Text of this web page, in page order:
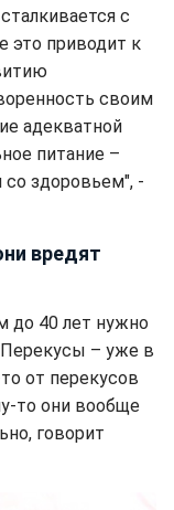
с
это приводит к
своим
адекватной
питание –
здоровьем", -
вредят
40 лет нужно
Перекусы – уже в
от перекусов
то они вообще
говорит